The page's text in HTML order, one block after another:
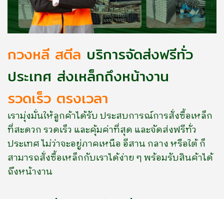
กวงหลี สตีล บริการจัดส่งฟรีทั่ว
ประเทศ ส่งเหล็กถึงหน้างาน
รวดเร็ว ตรงเวลา
เรามุ่งมั่นให้ลูกค้าได้รับ ประสบการณ์การสั่งซื้อเหล็ก
ที่สะดวก รวดเร็ว และคุ้มค่าที่สุด และจัดส่งฟรีทั่ว
ประเทศ ไม่ว่าจะอยู่ภาคเหนือ อีสาน กลาง หรือใต้ ก็
สามารถสั่งซื้อเหล็กกับเราได้ง่าย ๆ พร้อมรับสินค้าได้
ถึงหน้างาน